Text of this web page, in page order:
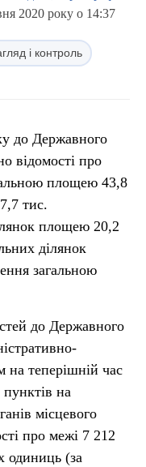
2020 року о 14:37
і контроль
до Державного
відомості про
площею 43,8
тис.
площею 20,2
ділянок
загальною
до Державного
на теперішній час
пунктів на
місцевого
про межі 7 212
одиниць (за